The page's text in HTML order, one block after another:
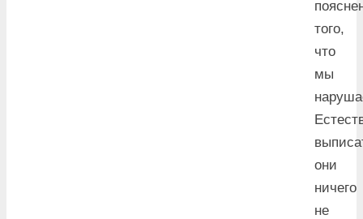
того,
что
мы
они
ничего
не